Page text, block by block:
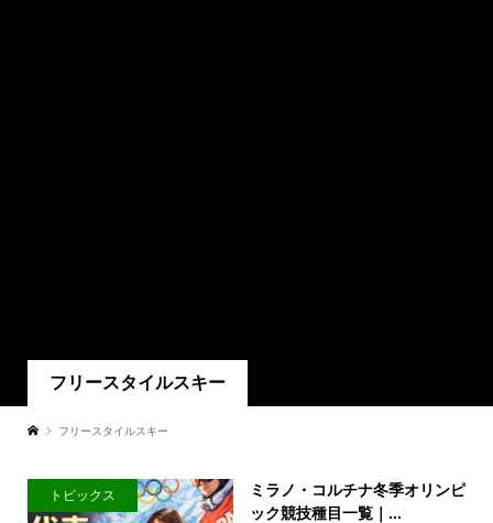
フリースタイルスキー
フリースタイルスキー
トピックス
ミラノ・コルチナ冬季オリンピ
ック競技種目一覧｜...